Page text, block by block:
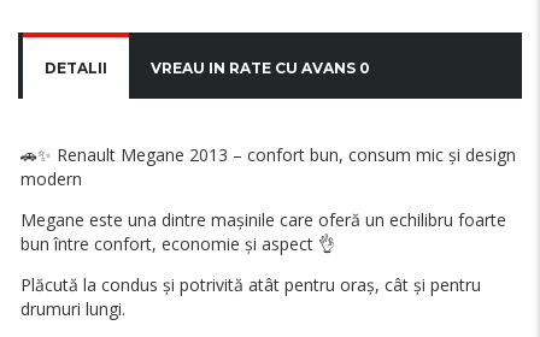
DETALII VREAU IN RATE CU AVANS 0
🚗✨ Renault Megane 2013 – confort bun, consum mic și design
modern
Megane este una dintre mașinile care oferă un echilibru foarte
bun între confort, economie și aspect 👌
Plăcută la condus și potrivită atât pentru oraș, cât și pentru
drumuri lungi.